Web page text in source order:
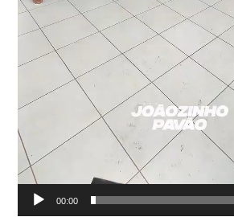
00:00